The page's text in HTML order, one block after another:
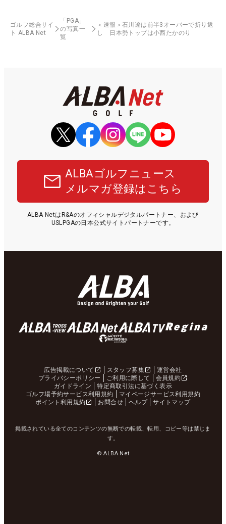
ゴルフ総合サイ
ト ALBA Net
「PGA」
の写真一
覧
＜速報＞石川遼は前半3オーバーで折り返
し 日本勢トップは小西たかのり
ALBAゴルフニュース
メルマガ登録はこちら
ALBA NetはR&Aのオフィシャルデジタルパートナー、および
USLPGAの日本公式サイトパートナーです。
広告掲載について スタッフ募集
運営会社
プライバシーポリシー
ご利用に際して
会員規約
ガイドライン
特定商取引法に基づく表示
ゴルフ場予約サービス利用規約
マイページサービス利用規約
ポイント利用規約
お問合せ ヘルプ サイトマップ
掲載されている全てのコンテンツの無断での転載、転用、コピー等は禁じま
す。
© ALBA Net